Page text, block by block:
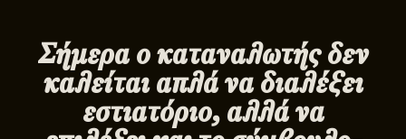
Σήμερα ο καταναλωτής δεν
καλείται απλά να διαλέξει
εστιατόριο, αλλά να